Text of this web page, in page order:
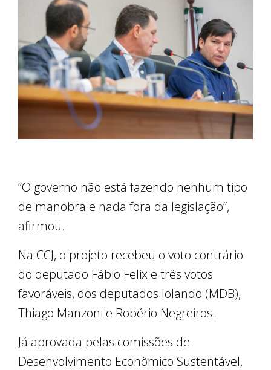
“O governo não está fazendo nenhum tipo
de manobra e nada fora da legislação”,
afirmou.
Na CCJ, o projeto recebeu o voto contrário
do deputado Fábio Felix e três votos
favoráveis, dos deputados Iolando (MDB),
Thiago Manzoni e Robério Negreiros.
Já aprovada pelas comissões de
Desenvolvimento Econômico Sustentável,